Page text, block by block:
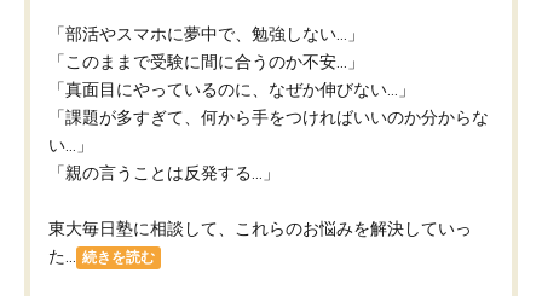
「部活やスマホに夢中で、勉強しない…」
「このままで受験に間に合うのか不安…」
「真面目にやっているのに、なぜか伸びない…」
「課題が多すぎて、何から手をつければいいのか分からな
い…」
「親の言うことは反発する…」
東大毎日塾に相談して、これらのお悩みを解決していっ
た...
続きを読む